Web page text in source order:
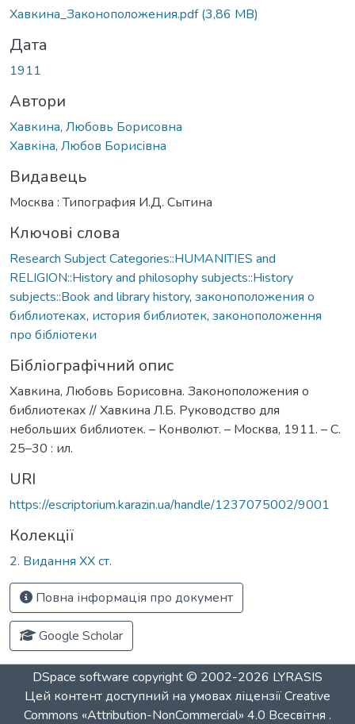
Хавкина_Законоположения.pdf(3,86 MB)
Дата
1911
Автори
Хавкина, Любовь Борисовна
Хавкіна, Любов Борисівна
Видавець
Москва : Типография И.Д. Сытина
Ключові слова
Research Subject Categories::HUMANITIES and
RELIGION::History and philosophy subjects::History
subjects::Book and library history, законоположения о
библиотеках, история библиотек, законоположення
про бібліотеки
Бібліографічний опис
Хавкина, Любовь Борисовна. Законоположения о
библиотеках // Хавкина Л.Б. Руководство для
небольших библиотек. – Конволют. – Москва, 1911. – С.
25–30 : ил.
URI
https://escriptorium.karazin.ua/handle/1237075002/9001
Колекції
2. Видання ХХ ст.
Повна інформація про документ
Google Scholar
DSpace software copyright © 2002-2026 LYRASIS
Цей контент доступний на умовах ліцензіїCreative
Commons «Attribution-NonCommercial» 4.0 Всесвітня .